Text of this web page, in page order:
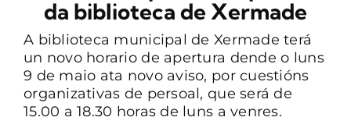
da biblioteca de Xermade
A biblioteca municipal de Xermade terá
un novo horario de apertura dende o luns
9 de maio ata novo aviso, por cuestións
organizativas de persoal, que será de
15.00 a 18.30 horas de luns a venres.